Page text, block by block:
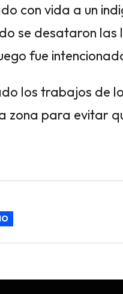
con vida a un
se desataron las
fue
los trabajos de
zona para evitar